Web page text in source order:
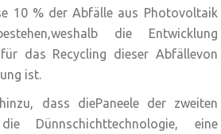
10 % der Abfälle aus Photovoltaik
die Entwicklung
das Recycling dieser Abfällevon
ist.
dass diePaneele der zweiten
Dünnschichttechnologie, eine